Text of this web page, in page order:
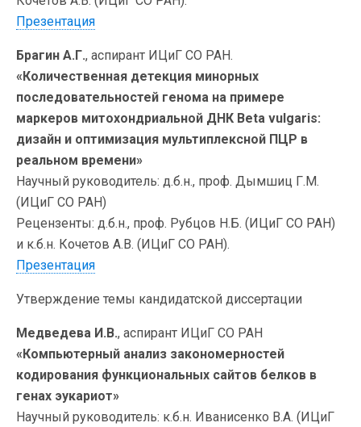
Презентация
Брагин А.Г., аспирант ИЦиГ СО РАН.
«Количественная детекция минорных
последовательностей генома на примере
маркеров митохондриальной ДНК Beta vulgaris:
дизайн и оптимизация мультиплексной ПЦР в
реальном времени»
Научный руководитель: д.б.н., проф. Дымшиц Г.М.
(ИЦиГ СО РАН)
Рецензенты: д.б.н., проф. Рубцов Н.Б. (ИЦиГ СО РАН)
и к.б.н. Кочетов А.В. (ИЦиГ СО РАН).
Презентация
Утверждение темы кандидатской диссертации
Медведева И.В., аспирант ИЦиГ СО РАН
«Компьютерный анализ закономерностей
кодирования функциональных сайтов белков в
генах эукариот»
Научный руководитель: к.б.н. Иванисенко В.А. (ИЦиГ